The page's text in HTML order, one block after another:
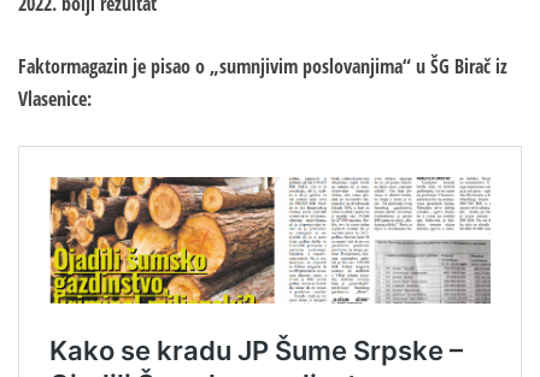
Faktormagazin je pisao o „sumnjivim poslovanjima“ u ŠG Birač iz
Vlasenice: